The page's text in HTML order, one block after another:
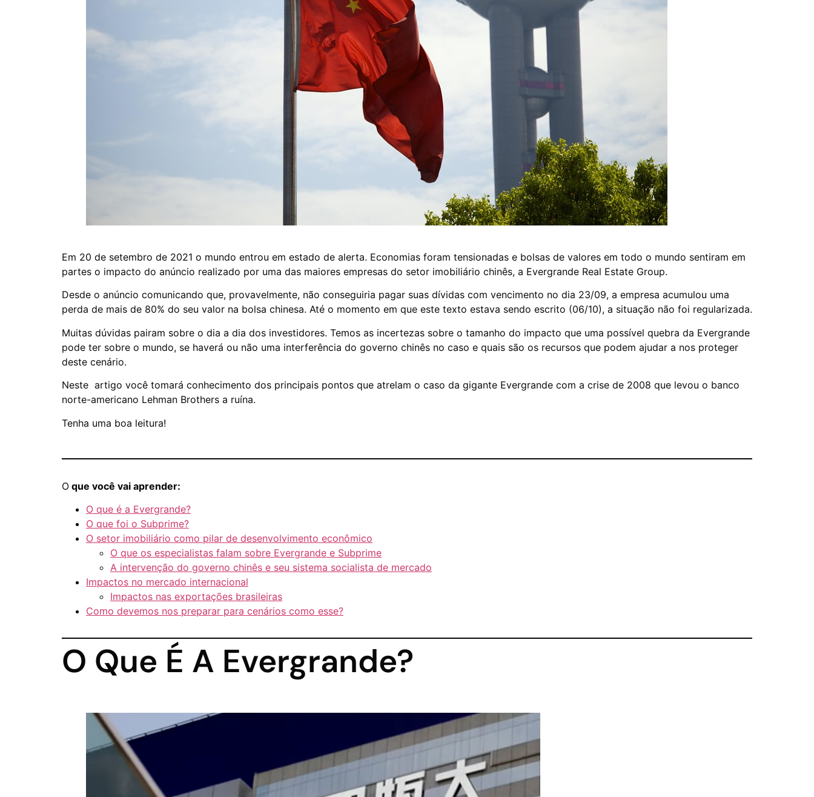
Em 20 de setembro de 2021 o mundo entrou em estado de alerta. Economias foram tensionadas e bolsas de valores em todo o mundo sentiram em
partes o impacto do anúncio realizado por uma das maiores empresas do setor imobiliário chinês, a Evergrande Real Estate Group.
Desde o anúncio comunicando que, provavelmente, não conseguiria pagar suas dívidas com vencimento no dia 23/09, a empresa acumulou uma
perda de mais de 80% do seu valor na bolsa chinesa. Até o momento em que este texto estava sendo escrito (06/10), a situação não foi regularizada.
Muitas dúvidas pairam sobre o dia a dia dos investidores. Temos as incertezas sobre o tamanho do impacto que uma possível quebra da Evergrande
pode ter sobre o mundo, se haverá ou não uma interferência do governo chinês no caso e quais são os recursos que podem ajudar a nos proteger
deste cenário.
Neste artigo você tomará conhecimento dos principais pontos que atrelam o caso da gigante Evergrande com a crise de 2008 que levou o banco
norte-americano Lehman Brothers a ruína.
Tenha uma boa leitura!
O que você vai aprender:
O que é a Evergrande?
O que foi o Subprime?
O setor imobiliário como pilar de desenvolvimento econômico
O que os especialistas falam sobre Evergrande e Subprime
A intervenção do governo chinês e seu sistema socialista de mercado
Impactos no mercado internacional
Impactos nas exportações brasileiras
Como devemos nos preparar para cenários como esse?
O Que É A Evergrande?